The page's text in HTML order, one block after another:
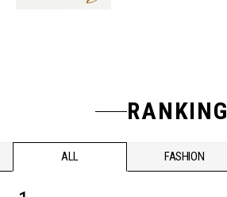
RANKING
ALL FASHION